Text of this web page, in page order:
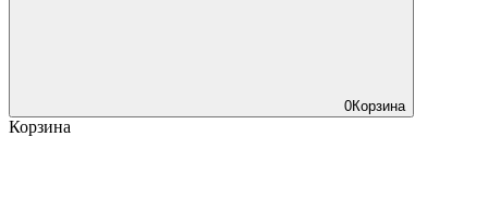
0Корзина
Корзина